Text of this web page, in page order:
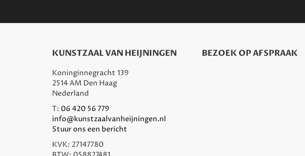
KUNSTZAAL VAN HEIJNINGEN
Koninginnegracht 139
2514 AM Den Haag
Nederland
T: 06 420 56 779
info@kunstzaalvanheijningen.nl
Stuur ons een bericht
KVK: 27147780
BEZOEK OP AFSPRAAK